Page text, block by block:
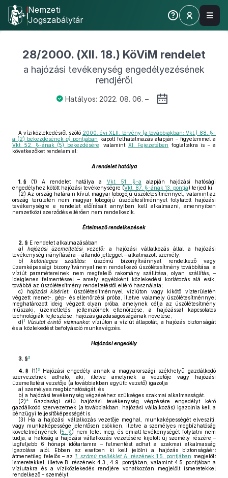
Nemzeti
Jogszabálytár
28/2000. (XII. 18.) KöViM rendelet
a hajózási tevékenység engedélyezésének
rendjéről
Hatályos: 2022. 08. 06. –
A víziközlekedésről szóló 2000. évi XLII. törvény (a továbbiakban: Vkt.) 88. §-
a (2) bekezdéséneka) pontjában kapott felhatalmazás alapján – figyelemmel a
Vkt. 52. §-ának (5) bekezdésére , valamint XI. Fejezetében foglaltakra is – a
következőket rendelem el:
A rendelet hatálya
1. § (1) A rendelet hatálya a Vkt. 51. §-a alapján hajózási hatósági
engedélyhez kötött hajózási tevékenységre (Vkt. 87. §-ának 13. pontja) terjed ki.
(2) Az ország határain kívül magyar lobogójú úszólétesítménnyel, valamint az
ország területén nem magyar lobogójú úszólétesítménnyel folytatott hajózási
tevékenységre e rendelet előírásait annyiban kell alkalmazni, amennyiben
nemzetközi szerződés eltérően nem rendelkezik.
Értelmező rendelkezések
2. § E rendelet alkalmazásában
a)
hajózási üzemeltetési vezető: a hajózási vállalkozás által a hajózási
tevékenység irányítására – állandó jelleggel – alkalmazott személy;
b)
különleges szállítás: úszómű bizonyítvánnyal rendelkező vagy
üzemképességi bizonyítvánnyal nem rendelkező úszólétesítmény továbbítása, a
víziút paramétereinek nem megfelelő rakomány szállítása, olyan szállítás, –
ideiglenes felmentéssel – amely egyébként közlekedési korlátozás alá esik,
továbbá az úszólétesítmény rendeltetéstől eltérő használata;
c)
hajózási kísérlet: úszólétesítménnyel víziúton vagy kikötő vízterületén
végzett menet-, gép- és ellenőrzési próba, illetve valamely úszólétesítménnyel
meghatározott ideig végzett olyan próba, amelynek célja az úszólétesítmény
műszaki, üzemeltetési jellemzőinek ellenőrzése, a hajózással kapcsolatos
technológiák fejlesztése, hajózás gazdaságosságának növelése;
d) 1 Víziutat érintő vízimunka:víziúton a víziút állapotát, a hajózás biztonságát
és a közlekedést befolyásoló munkavégzés.
Hajózási engedély
3. §2
4. § (1)3Hajózási engedély annak a magyarországi székhelyű gazdálkodó
szervezetnek adható, aki, illetve amelynek a vezetője vagy hajózási
üzemeltetési vezetője (a továbbiakban együtt: vezető) igazolja
a) személyes megbízhatóságát, és
b) a hajózási tevékenység végzéséhez szükséges szakmai alkalmasságát.
(2)4
Gazdasági célú hajózási tevékenység végzésére engedélyt kérő
gazdálkodó szervezetnek (a továbbiakban: hajózási vállalkozás) igazolnia kell a
pénzügyi teljesítőképességét is.
(3) Ha a hajózási vállalkozás vezetője meghal, munkaképességét elveszíti,
vagy munkaképessége jelentősen csökken, illetve a személyes megbízhatóság
követelményének (5. §) nem felel meg, és emiatt tevékenységét folytatni nem
tudja, a hatóság a hajózási vállalkozás vezetésére kijelölt új személy részére –
legfeljebb 6 hónapi időtartamra – felmentést adhat a szakmai alkalmasság
igazolása alól. Ebben az esetben ki kell jelölni a hajózás biztonságáért
átmenetileg felelős – az 1. számú mellékletA. részének 1.5. pontjában megjelölt
ismeretekkel, illetve B. részének 4.3., 4.9. pontjában, valamint 4.5. pontjában a
víziutakra és a víziközlekedés rendjére vonatkozóan megjelölt ismeretekkel
rendelkező – személyt.